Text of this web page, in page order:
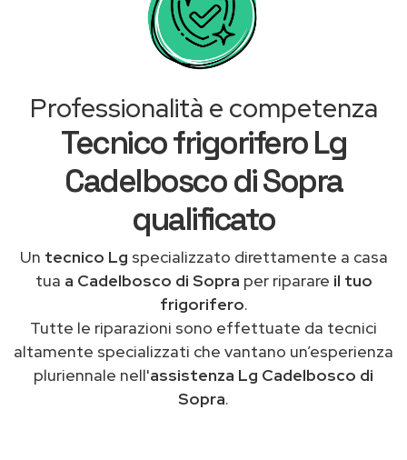
Professionalità e competenza
Tecnico frigorifero Lg
Cadelbosco di Sopra
qualificato
Un tecnico Lg specializzato direttamente a casa
tua a Cadelbosco di Sopra per riparare il tuo
frigorifero.
Tutte le riparazioni sono effettuate da tecnici
altamente specializzati che vantano un’esperienza
pluriennale nell'assistenza Lg Cadelbosco di
Sopra.